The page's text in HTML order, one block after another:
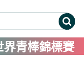
運動會在花
訪問均依規範
界青棒錦標